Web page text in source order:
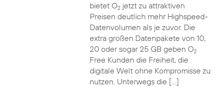
bietet O2jetzt zu attraktiven
Preisen deutlich mehr Highspeed-
Datenvolumen als je zuvor. Die
extra großen Datenpakete von 10,
20 oder sogar 25 GB geben O2
Free Kunden die Freiheit, die
digitale Welt ohne Kompromisse zu
nutzen. Unterwegs die […]